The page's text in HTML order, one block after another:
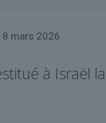
8 mars 2026
à Israël